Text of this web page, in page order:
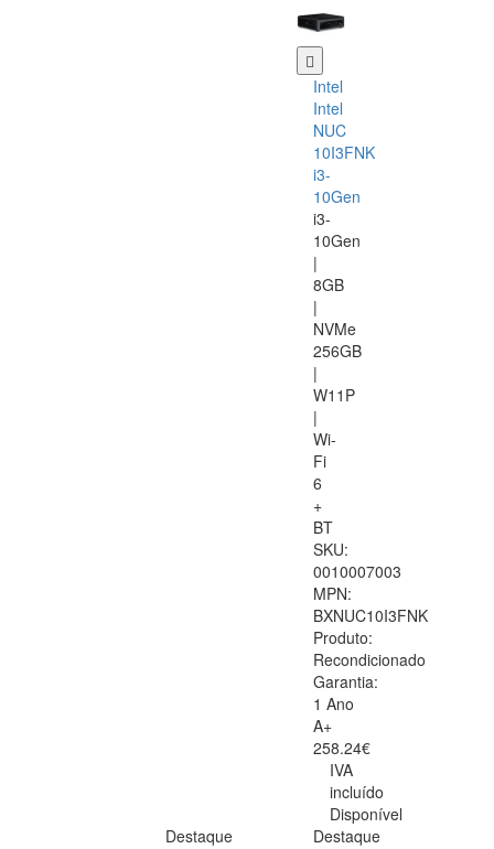
Intel
Intel
NUC
10I3FNK
i3-
10Gen
i3-
10Gen
|
8GB
|
NVMe
256GB
|
W11P
|
Wi-
Fi
6
+
BT
SKU:
0010007003
MPN:
BXNUC10I3FNK
Produto:
Recondicionado
Garantia:
1 Ano
A+
258.24€
IVA
incluído
Disponível
Destaque
Destaque